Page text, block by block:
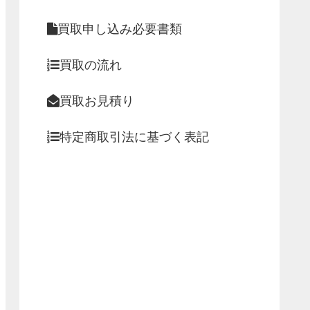
買取申し込み必要書類
買取の流れ
買取お見積り
特定商取引法に基づく表記